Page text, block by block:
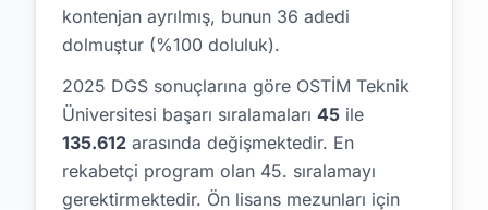
kontenjan ayrılmış, bunun 36 adedi
dolmuştur (%100 doluluk).
2025 DGS sonuçlarına göre OSTİM Teknik
Üniversitesi başarı sıralamaları 45 ile
135.612 arasında değişmektedir. En
rekabetçi program olan 45. sıralamayı
gerektirmektedir. Ön lisans mezunları için